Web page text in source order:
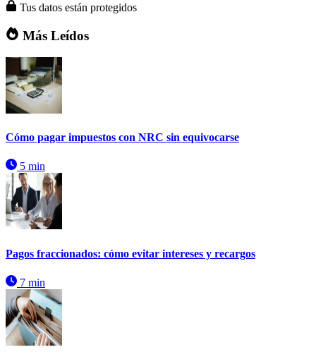
Tus datos están protegidos
Más Leídos
Cómo pagar impuestos con NRC sin equivocarse
5 min
Pagos fraccionados: cómo evitar intereses y recargos
7 min